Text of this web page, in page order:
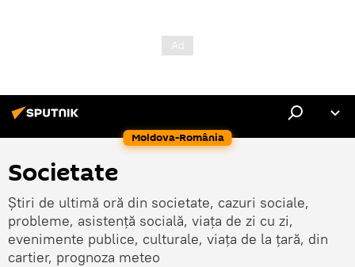
Moldova-România
Societate
Știri de ultimă oră din societate, cazuri sociale,
probleme, asistență socială, viața de zi cu zi,
evenimente publice, culturale, viața de la țară, din
cartier, prognoza meteo